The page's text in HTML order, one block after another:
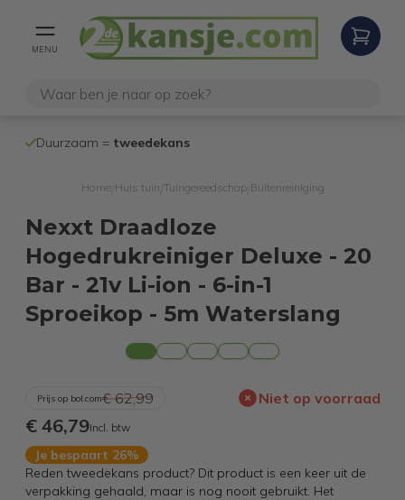
MENU
Duurzaam = tweedekans
Home/ Huis tuin Tuingereedschap/ Buitenreiniging
Nexxt Draadloze
Hogedrukreiniger Deluxe - 20
Bar - 21v Li-ion - 6-in-1
Sproeikop - 5m Waterslang
Prijs op bol.com€ 62,99 Niet op voorraad
€ 46,79Incl. btw
Je bespaart 26%
Reden tweedekans product? Dit product is een keer uit de
verpakking gehaald, maar is nog nooit gebruikt. Het